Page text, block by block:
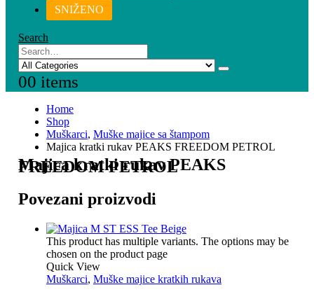
SNIŽENO
Search
00 items
Home
Shop
Muškarci, Muške majice sa štampom
Majica kratki rukav PEAKS FREEDOM PETROL
Majica kratki rukav PEAKS
FREEDOM PETROL
Povezani proizvodi
This product has multiple variants. The options may be
chosen on the product page
Quick View
Muškarci, Muške majice kratkih rukava